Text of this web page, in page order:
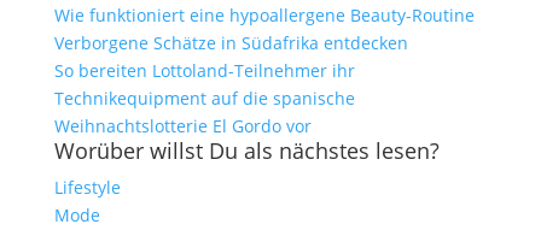
Wie funktioniert eine hypoallergene Beauty-Routine
Verborgene Schätze in Südafrika entdecken
So bereiten Lottoland-Teilnehmer ihr
Technikequipment auf die spanische
Weihnachtslotterie El Gordo vor
Worüber willst Du als nächstes lesen?
Lifestyle
Mode